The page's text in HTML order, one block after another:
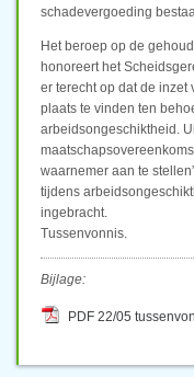
schadevergoeding
Het beroep op de
honoreert het
er terecht op dat de
plaats te vinden ten
arbeidsongeschiktheid.
waarnemer aan te
tijdens
ingebracht.
Tussenvonnis.
Bijlage:
PDF 22/05